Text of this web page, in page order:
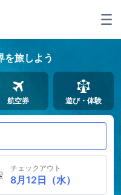
を旅しよう
航空券 遊び・体験
チェックアウト
8月12日（水）